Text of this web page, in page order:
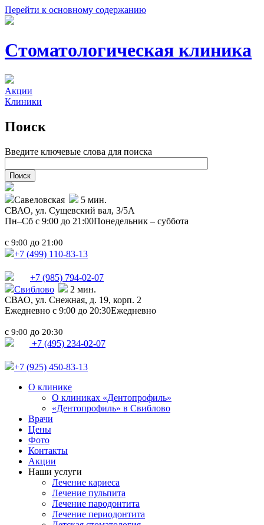
Перейти к основному содержанию
Стоматологическая клиника
Акции
Клиники
Поиск
Введите ключевые слова для поиска
Савеловская
5 мин.
СВАО, ул. Сущевский вал, 3/5А
Пн–Сб с 9:00 до 21:00Понедельник – суббота
с 9:00 до 21:00
+7 (499) 110-83-13
+7 (985) 794-02-07
Свиблово
2 мин.
СВАО, ул. Снежная, д. 19, корп. 2
Ежедневно с 9:00 до 20:30Ежедневно
с 9:00 до 20:30
+7 (495) 234-02-07
+7 (925) 450-83-13
О клинике
О клиниках «Дентопрофиль»
«Дентопрофиль» в Свиблово
Врачи
Цены
Фото
Контакты
Акции
Наши услуги
Лечение кариеса
Лечение пульпита
Лечение пародонтита
Лечение периодонтита